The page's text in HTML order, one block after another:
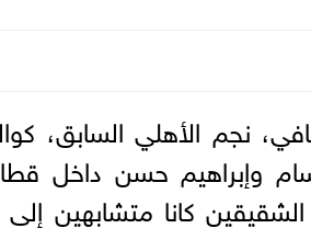
نجم الأهلي السابق،
وإبراهيم حسن داخل
كانا متشابهين